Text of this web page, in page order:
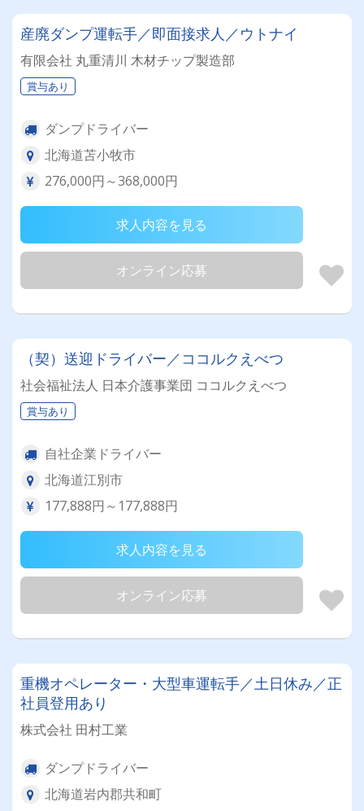
産廃ダンプ運転手／即面接求人／ウトナイ
有限会社 丸重清川 木材チップ製造部
賞与あり
ダンプドライバー
北海道苫小牧市
276,000円～368,000円
求人内容を見る
オンライン応募
（契）送迎ドライバー／ココルクえべつ
社会福祉法人 日本介護事業団 ココルクえべつ
賞与あり
自社企業ドライバー
北海道江別市
177,888円～177,888円
求人内容を見る
オンライン応募
重機オペレーター・大型車運転手／土日休み／正
社員登用あり
株式会社 田村工業
ダンプドライバー
北海道岩内郡共和町